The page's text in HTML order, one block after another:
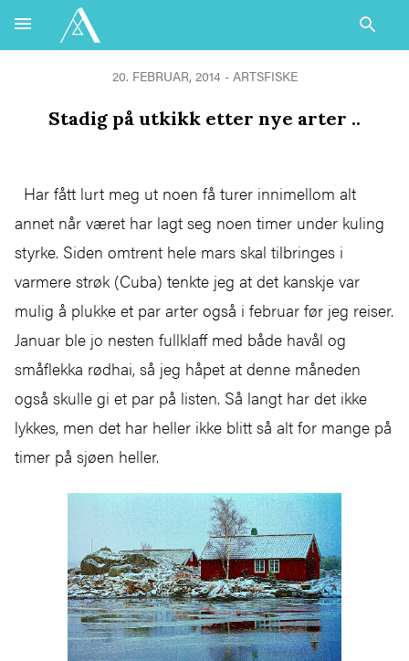
20. FEBRUAR, 2014 - ARTSFISKE
Stadig på utkikk etter nye arter ..
Har fått lurt meg ut noen få turer innimellom alt
annet når været har lagt seg noen timer under kuling
styrke. Siden omtrent hele mars skal tilbringes i
varmere strøk (Cuba) tenkte jeg at det kanskje var
mulig å plukke et par arter også i februar før jeg reiser.
Januar ble jo nesten fullklaff med både havål og
småflekka rødhai, så jeg håpet at denne måneden
også skulle gi et par på listen. Så langt har det ikke
lykkes, men det har heller ikke blitt så alt for mange på
timer på sjøen heller.